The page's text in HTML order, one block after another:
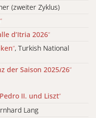
(zweiter Zyklus)
“
d’Itria 2026“
“, Turkish National
der Saison 2025/26“
II. und Liszt“
Lang